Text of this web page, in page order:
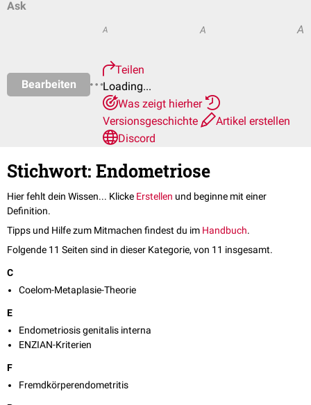
Ask
Bearbeiten
A A A
Teilen
Loading...
Was zeigt hierher
Versionsgeschichte
Artikel erstellen
Discord
Stichwort: Endometriose
Hier fehlt dein Wissen... Klicke Erstellen und beginne mit einer
Definition.
Tipps und Hilfe zum Mitmachen findest du im Handbuch.
Folgende 11 Seiten sind in dieser Kategorie, von 11 insgesamt.
C
Coelom-Metaplasie-Theorie
E
Endometriosis genitalis interna
ENZIAN-Kriterien
F
Fremdkörperendometritis